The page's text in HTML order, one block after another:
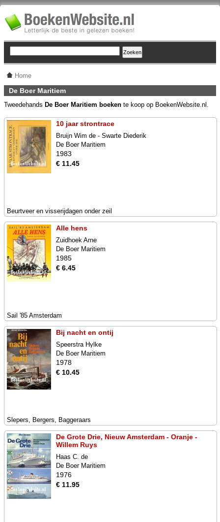
Home
De Boer Maritiem
Tweedehands De Boer Maritiem boeken te koop op BoekenWebsite.nl.
10 jaar strontrace
Bruijn Wim de - Swarte Diederik
De Boer Maritiem
1983
€ 11.45
Beurtveer en visserijdagen onder zeil
Alle hens
Zuidhoek Arne
De Boer Maritiem
1985
€ 6.45
Sail '85 Amsterdam
Bij nacht en ontij
Speerstra Hylke
De Boer Maritiem
1978
€ 10.45
Slepers, Bergers, Baggeraars
De Grote Drie, Nieuw Amsterdam - Oranje -
Willem Ruys
Haas C. de
De Boer Maritiem
1976
€ 11.95